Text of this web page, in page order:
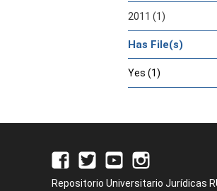
2011 (1)
Has File(s)
Yes (1)
Repositorio Universitario Jurídicas